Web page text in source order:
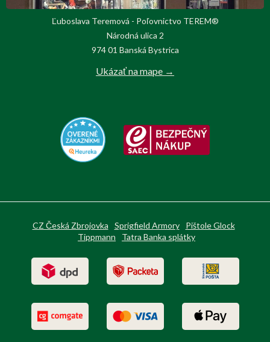
Ľuboslava Teremová - Poľovnictvo TEREM®
Národná ulica 2
974 01 Banská Bystrica
Ukázať na mape →
CZ Česká Zbrojovka Sprigfield Armory
Pištole Glock
Tippmann
Tatra Banka splátky